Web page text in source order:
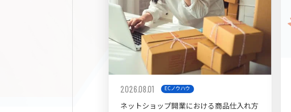
2026.08.01 ECノウハウ
ネットショップ開業における商品仕入れ方